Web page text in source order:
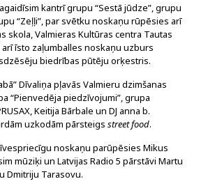
kantrī grupu “Sestā jūdze”, grupu
“Zeļļi”, par svētku noskaņu rūpēsies arī
skola, Valmieras Kultūras centra Tautas
īsto zaļumballes noskaņu uzburs
biedrības pūtēju orķestris.
Dīvaliņa pļavās Valmieru dzimšanas
“Pienvedēja piedzīvojumi”, grupa
Keitija Bārbale un DJ anna b.
uzkodām pārsteigs street food.
noskaņu parūpēsies Mikus
mūziķi un Latvijas Radio 5 pārstāvi Martu
Dmitriju Tarasovu.